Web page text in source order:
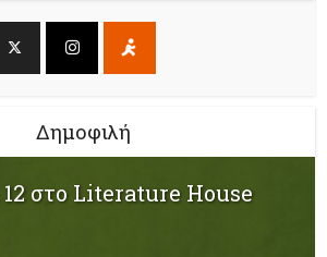
Δημοφιλή
στο Literature House